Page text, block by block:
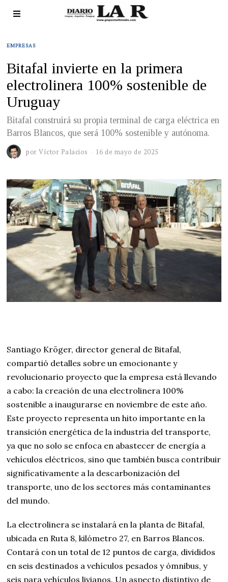
EMPRESAS
Bitafal invierte en la primera
electrolinera 100% sostenible de
Uruguay
Bitafal construirá su propia terminal de carga eléctrica en
Barros Blancos, que será 100% sostenible y autónoma.
porVíctor Palacios 16 de mayo de 2025
Santiago Kröger, director general de Bitafal,
compartió detalles sobre un emocionante y
revolucionario proyecto que la empresa está llevando
a cabo: la creación de una electrolinera 100%
sostenible a inaugurarse en noviembre de este año.
Este proyecto representa un hito importante en la
transición energética de la industria del transporte,
ya que no solo se enfoca en abastecer de energía a
vehículos eléctricos, sino que también busca contribuir
significativamente a la descarbonización del
transporte, uno de los sectores más contaminantes
del mundo.
La electrolinera se instalará en la planta de Bitafal,
ubicada en Ruta 8, kilómetro 27, en Barros Blancos.
Contará con un total de 12 puntos de carga, divididos
en seis destinados a vehículos pesados y ómnibus, y
seis para vehículos livianos. Un aspecto distintivo de